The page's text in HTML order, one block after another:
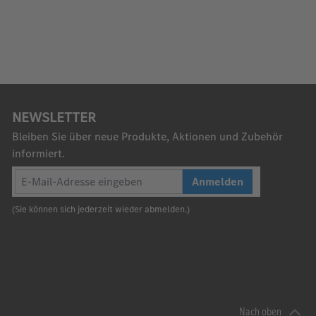
NEWSLETTER
Bleiben Sie über neue Produkte, Aktionen und Zubehör
informiert.
Anmelden
(Sie können sich jederzeit wieder abmelden.)
Nach oben